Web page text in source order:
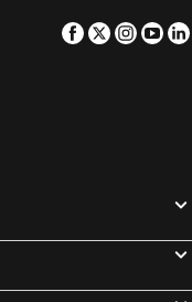
Facebook
Twitter